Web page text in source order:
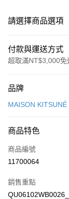
請選擇商品選項
付款與運送方式
超取滿NT$3,000免
信用卡一次付款
ATM付款
每筆NT$100，滿
品牌
MAISON KITSUNÉ
商品特色
商品編號
11700064
銷售重點